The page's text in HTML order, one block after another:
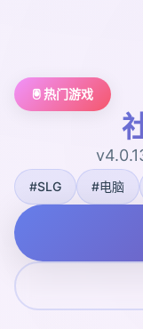
🖲️ 热门游戏
#SLG #电脑